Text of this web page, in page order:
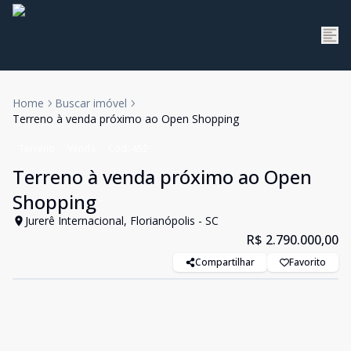
Home
Buscar imóvel
Terreno à venda próximo ao Open Shopping
Terreno à venda próximo ao Open
Shopping
Jurerê Internacional, Florianópolis - SC
R$ 2.790.000,00
Compartilhar Favorito